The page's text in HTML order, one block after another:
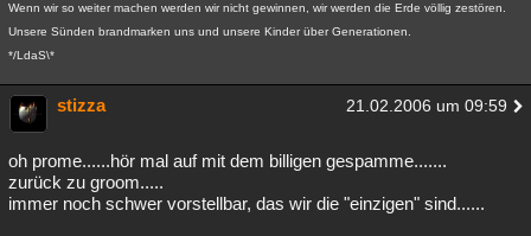
Wenn wir so weiter machen werden wir nicht gewinnen, wir werden die Erde völlig zestören.
Unsere Sünden brandmarken uns und unsere Kinder über Generationen.
*/LdaS\*
stizza 21.02.2006 um 09:59
oh prome......hör mal auf mit dem billigen gespamme.......
zurück zu groom.....
immer noch schwer vorstellbar, das wir die "einzigen" sind......